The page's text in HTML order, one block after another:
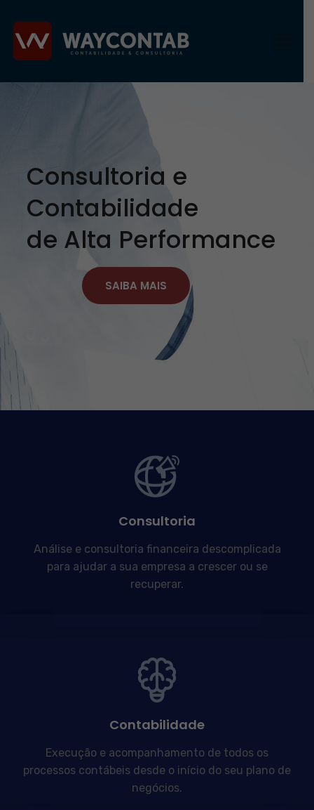
Consultoria e
Contabilidade
de Alta Performance
SAIBA MAIS
Consultoria
Análise e consultoria financeira descomplicada
para ajudar a sua empresa a crescer ou se
recuperar.
Contabilidade
Execução e acompanhamento de todos os
processos contábeis desde o início do seu plano de
negócios.